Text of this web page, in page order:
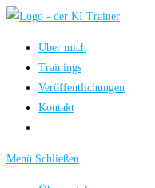
Zum
springen
Über mich
Trainings
Veröffentlichungen
Kontakt
Menü Schließen